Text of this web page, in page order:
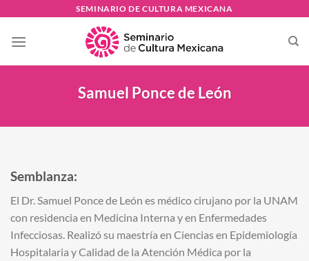
content
SEMINARIO DE CULTURA MEXICANA
Samuel Ponce de León
Semblanza:
El Dr. Samuel Ponce de León es médico cirujano por la UNAM
con residencia en Medicina Interna y en Enfermedades
Infecciosas. Realizó su maestría en Ciencias en Epidemiología
Hospitalaria y Calidad de la Atención Médica por la